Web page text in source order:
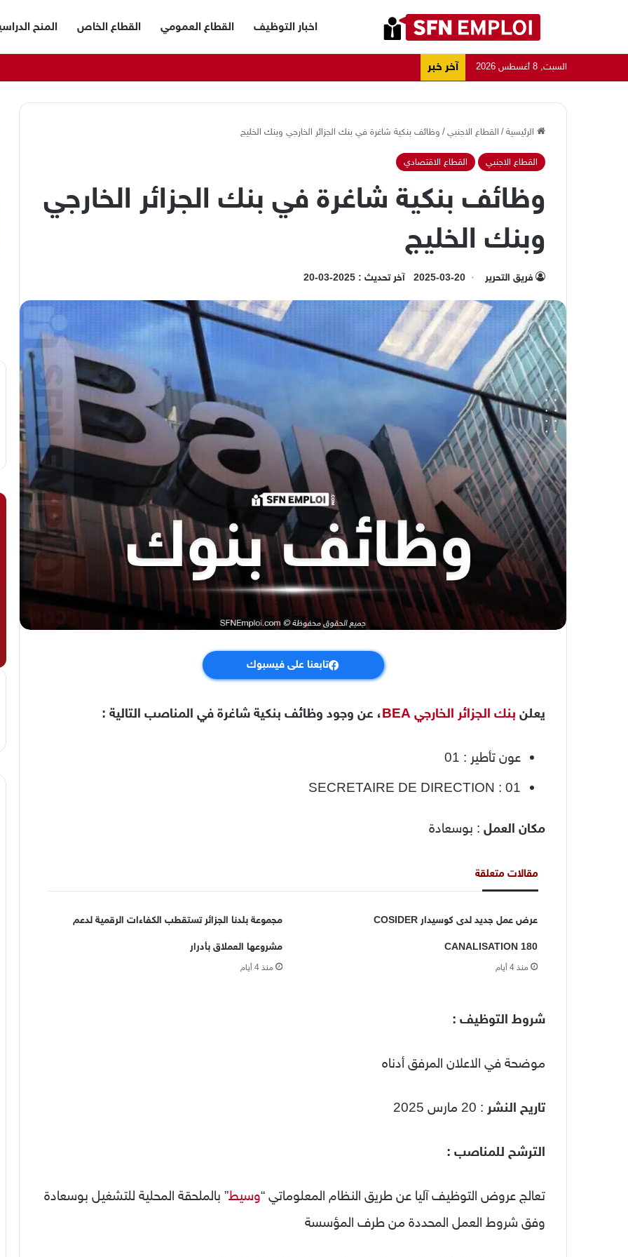
اخبار التوظيف القطاع العمومي القطاع الخاص المنح
السبت, 8 أغسطس 2026 آخر خبر
الرئيسية/ القطاع الاجنبي/ وظائف بنكية شاغرة في بنك الجزائر الخارجي وبنك الخليج
القطاع الاجنبي القطاع الاقتصادي
وظائف بنكية شاغرة في بنك الجزائر الخارجي
وبنك الخليج
فريق التحرير 2025-03-20 آخر تحديث : 2025-03-20
تابعنا على فيسبوك
يعلن بنك الجزائر الخارجي BEA ، عن وجود وظائف بنكية شاغرة في المناصب التالية :
عون تأطير : 01
SECRETAIRE DE DIRECTION : 01
مكان العمل : بوسعادة
مقالات متعلقة
عرض عمل جديد لدى كوسيدار COSIDER
CANALISATION 180
منذ 4 أيام
مجموعة بلدنا الجزائر تستقطب الكفاءات الرقمية لدعم
مشروعها العملاق بأدرار
منذ 4 أيام
شروط التوظيف :
موضحة في الاعلان المرفق أدناه
تاريح النشر : 20 مارس 2025
الترشح للمناصب :
تعالج عروض التوظيف آليا عن طريق النظام المعلوماتي “وسيط” بالملحقة المحلية للتشغيل بوسعادة
وفق شروط العمل المحددة من طرف المؤسسة